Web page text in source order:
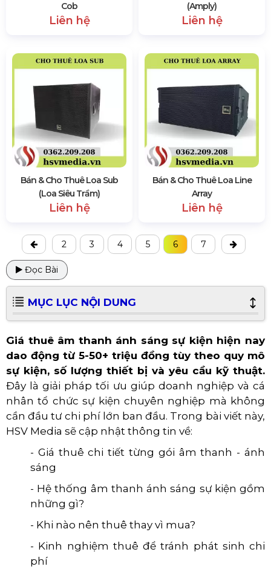
Cob
Liên hệ
(Amply)
Liên hệ
Bán & Cho Thuê Loa Sub
(Loa Siêu Trầm)
Liên hệ
Bán & Cho Thuê Loa Line
Array
Liên hệ
2 3 4 5 6 7
Đọc Bài
MỤC LỤC NỘI DUNG
Giá thuê âm thanh ánh sáng sự kiện hiện nay
dao động từ 5-50+ triệu đồng tùy theo quy mô
sự kiện, số lượng thiết bị và yêu cầu kỹ thuật.
Đây là giải pháp tối ưu giúp doanh nghiệp và cá
nhân tổ chức sự kiện chuyên nghiệp mà không
cần đầu tư chi phí lớn ban đầu. Trong bài viết này,
HSV Media sẽ cập nhật thông tin về:
- Giá thuê chi tiết từng gói âm thanh - ánh
sáng
- Hệ thống âm thanh ánh sáng sự kiện gồm
những gì?
- Khi nào nên thuê thay vì mua?
- Kinh nghiệm thuê để tránh phát sinh chi
phí